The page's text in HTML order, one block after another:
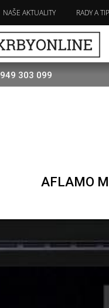
NAŠE AKTUALITY RADY A
949 303 099
AFLAMO